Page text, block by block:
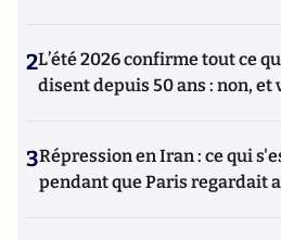
2L’été 2026 confirme tout ce
disent depuis 50 ans : non,
3Répression en Iran : ce qui
pendant que Paris regardait